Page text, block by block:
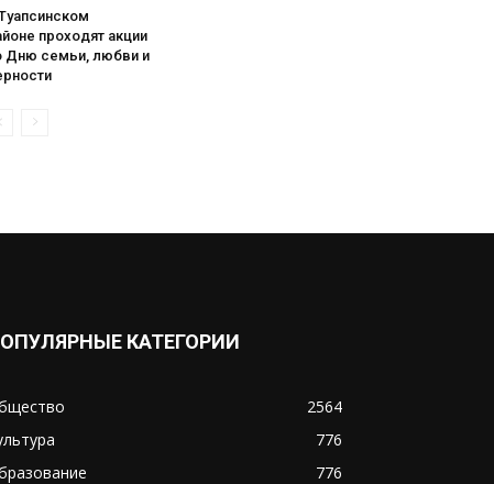
проходят акции
Дню семьи, любви и
КАТЕГОРИИ
2564
776
776